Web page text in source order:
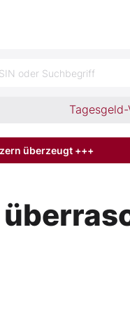
oder Suchbegriff
überzeugt +++